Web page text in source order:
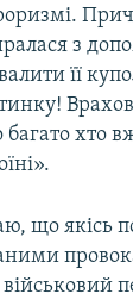
з
її
хто
що якісь